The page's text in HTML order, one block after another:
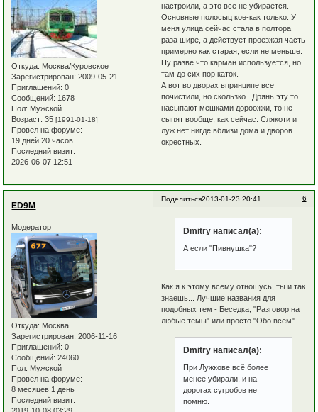
Откуда: Москва/Куровское
Зарегистрирован: 2009-05-21
Приглашений: 0
Сообщений: 1678
Пол: Мужской
Возраст: 35[1991-01-18]
Провел на форуме:
19 дней 20 часов
Последний визит:
2026-06-07 12:51
настроили, а это все не убирается.
Основные полосыц кое-как только. У
меня улица сейчас стала в полтора
раза шире, а действует проезжая часть
примерно как старая, если не меньше.
Ну разве что карман используется, но
там до сих пор каток.
А вот во дворах впринципе все
почистили, но скользко. Дрянь эту то
насыпают мешками дороожки, то не
сыпят вообще, как сейчас. Слякоти и
луж нет нигде вблизи дома и дворов
окрестных.
Поделиться 6
2013-01-23 20:41
ED9M
Модератор
Откуда: Москва
Зарегистрирован: 2006-11-16
Приглашений: 0
Сообщений: 24060
Пол: Мужской
Провел на форуме:
8 месяцев 1 день
Последний визит:
2019-10-08 03:29
Dmitry написал(а):
А если "Пивнушка"?
Как я к этому всему отношусь, ты и так
знаешь... Лучшие названия для
подобных тем - Беседка, "Разговор на
любые темы" или просто "Обо всем".
Dmitry написал(а):
При Лужкове всё более
менее убирали, и на
дорогах сугробов не
помню.